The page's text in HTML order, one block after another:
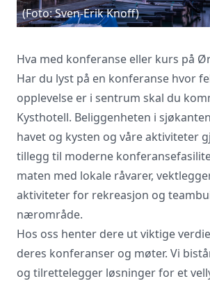
(Foto: Sven-Erik Knoff)
Hva med konferanse eller kurs på
Har du lyst på en konferanse hvor
opplevelse er i sentrum skal du
Kysthotell. Beliggenheten i
havet og kysten og våre aktiviteter
tillegg til moderne
maten med lokale råvarer,
aktiviteter for rekreasjon og
nærområde.
Hos oss henter dere ut viktige
deres konferanser og møter. Vi
og tilrettelegger løsninger for et
Vi innhenter uforpliktende
råd og forhandler priser
betingelser, bestiller på
gjennomgår kontrakt og
viktige frister. Tjenesten er
for deg som kunde, og det
påslag i prisene.